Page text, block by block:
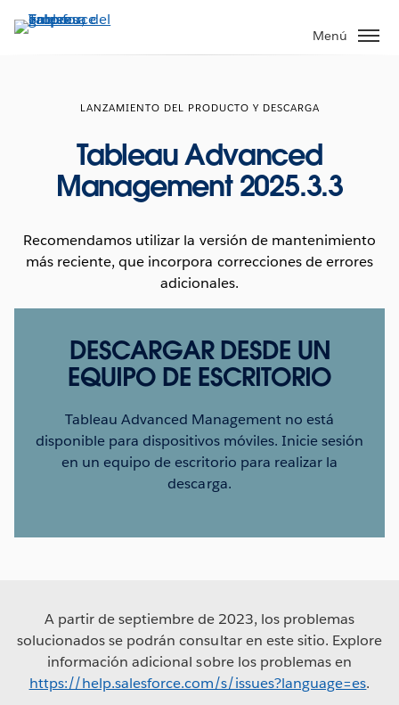
Menú
LANZAMIENTO DEL PRODUCTO Y DESCARGA
Tableau Advanced
Management 2025.3.3
Recomendamos utilizar la versión de mantenimiento
más reciente, que incorpora correcciones de errores
adicionales.
DESCARGAR DESDE UN
EQUIPO DE ESCRITORIO
Tableau Advanced Management no está
disponible para dispositivos móviles. Inicie sesión
en un equipo de escritorio para realizar la
descarga.
A partir de septiembre de 2023, los problemas
solucionados se podrán consultar en este sitio. Explore
información adicional sobre los problemas en
https://help.salesforce.com/s/issues?language=es.